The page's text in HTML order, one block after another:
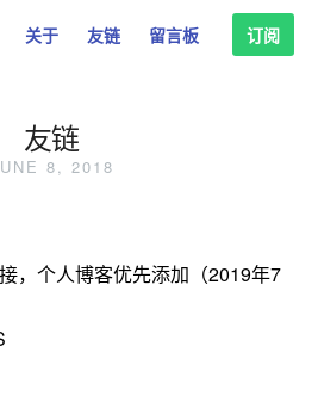
关于 友链 留言板 订阅
友链
8, 2018
，个人博客优先添加（2019年7